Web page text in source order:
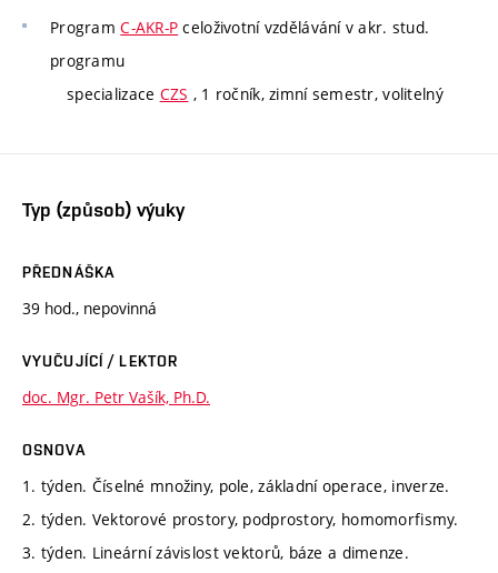
ProgramC-AKR-P celoživotní vzdělávání v akr. stud.
programu
specializace CZS , 1 ročník, zimní semestr, volitelný
Typ (způsob) výuky
PŘEDNÁŠKA
39 hod., nepovinná
VYUČUJÍCÍ / LEKTOR
doc. Mgr. Petr Vašík, Ph.D.
OSNOVA
1. týden. Číselné množiny, pole, základní operace, inverze.
2. týden. Vektorové prostory, podprostory, homomorfismy.
3. týden. Lineární závislost vektorů, báze a dimenze.